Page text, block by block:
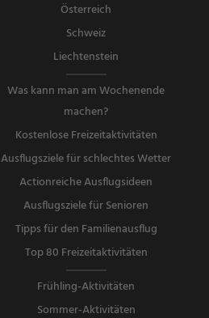
Österreich
Schweiz
Liechtenstein
Was kann man am Wochenende
machen?
Kostenlose Freizeitaktivitäten
Ausflugsziele für schlechtes Wetter
Actionreiche Ausflugsideen
Ausflugsziele für Senioren
Tipps für den Familienausflug
Top 80 Freizeitaktivitäten
Frühling-Aktivitäten
Sommer-Aktivitäten